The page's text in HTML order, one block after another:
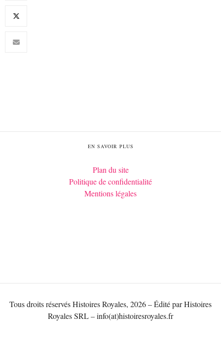
EN SAVOIR PLUS
Plan du site
Politique de confidentialité
Mentions légales
Tous droits réservés Histoires Royales, 2026 – Édité par Histoires
Royales SRL – info(at)histoiresroyales.fr